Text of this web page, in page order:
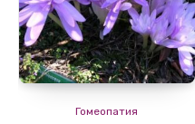
Гомеопатия